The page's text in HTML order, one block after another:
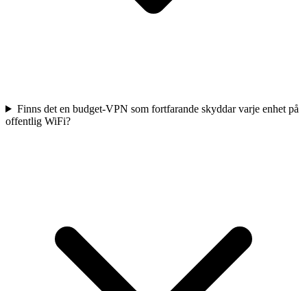
Finns det en budget-VPN som fortfarande skyddar varje enhet på
offentlig WiFi?